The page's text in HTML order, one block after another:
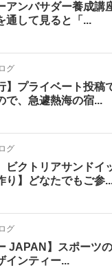
アンバサダー養成講
通して見ると「...
グ
】プライベート投稿
で、急遽熱海の宿...
グ
ビクトリアサンドイ
り】どなたでもご参
グ
JAPAN】スポーツ
インティー...